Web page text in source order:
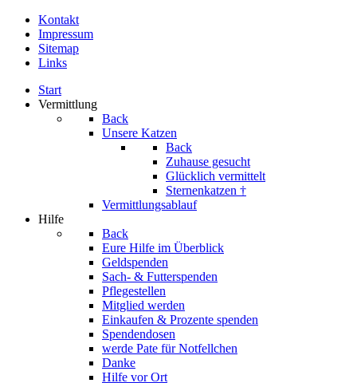
Kontakt
Impressum
Sitemap
Links
Start
Vermittlung
Back
Unsere Katzen
Back
Zuhause gesucht
Glücklich vermittelt
Sternenkatzen †
Vermittlungsablauf
Hilfe
Back
Eure Hilfe im Überblick
Geldspenden
Sach- & Futterspenden
Pflegestellen
Mitglied werden
Einkaufen & Prozente spenden
Spendendosen
werde Pate für Notfellchen
Danke
Hilfe vor Ort